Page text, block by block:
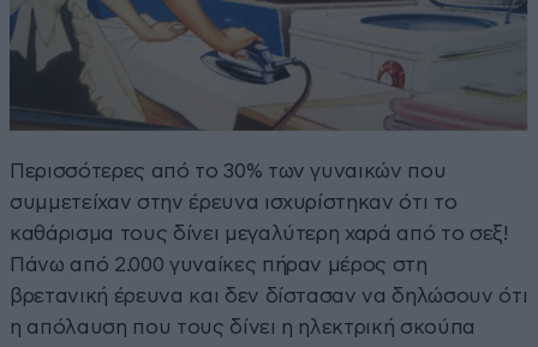
Περισσότερες από το 30% των γυναικών που
συμμετείχαν στην έρευνα ισχυρίστηκαν ότι το
καθάρισμα τους δίνει μεγαλύτερη χαρά από το σεξ!
Πάνω από 2.000 γυναίκες πήραν μέρος στη
βρετανική έρευνα και δεν δίστασαν να δηλώσουν ότι
η απόλαυση που τους δίνει η ηλεκτρική σκούπα